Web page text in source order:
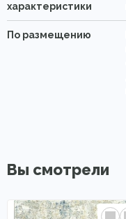
характеристики
По размещению
Вы смотрели